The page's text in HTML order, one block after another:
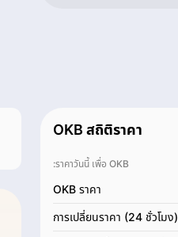
OKB สถิติราคา
:ราคาวันนี้ เพื่อ OKB
OKB ราคา
การเปลี่ยนราคา (24 ชั่วโมง)